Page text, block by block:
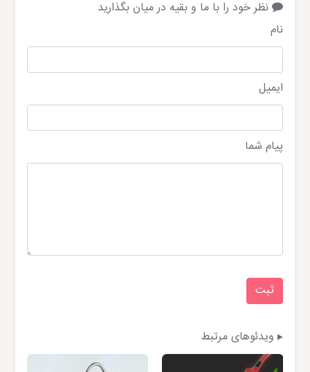
نظر خود را با ما و بقیه در میان بگذارید
نام
ایمیل
پیام شما
ویدئوهای مرتبط